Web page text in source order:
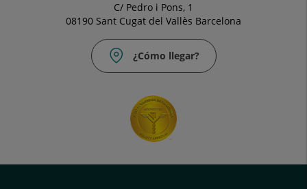
C/ Pedro i Pons, 1
08190 Sant Cugat del Vallès Barcelona
¿Cómo llegar?